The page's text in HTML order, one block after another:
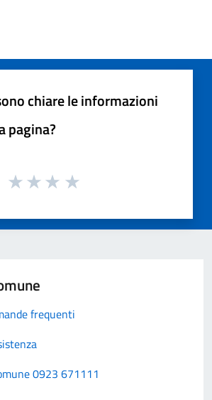
chiare le informazioni
pagina?
frequenti
0923 671111